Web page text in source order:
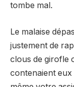
tombe mal.
Le malaise
justement de
clous de girofle
contenaient eux